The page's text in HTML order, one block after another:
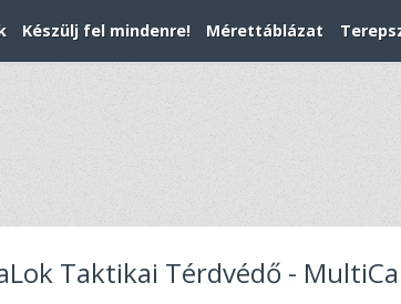
Készülj fel mindenre! Mérettáblázat
Taktikai Térdvédő -